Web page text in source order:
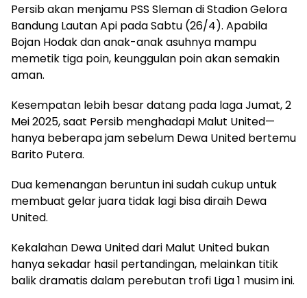
Persib akan menjamu PSS Sleman di Stadion Gelora
Bandung Lautan Api pada Sabtu (26/4). Apabila
Bojan Hodak dan anak-anak asuhnya mampu
memetik tiga poin, keunggulan poin akan semakin
aman.
Kesempatan lebih besar datang pada laga Jumat, 2
Mei 2025, saat Persib menghadapi Malut United—
hanya beberapa jam sebelum Dewa United bertemu
Barito Putera.
Dua kemenangan beruntun ini sudah cukup untuk
membuat gelar juara tidak lagi bisa diraih Dewa
United.
Kekalahan Dewa United dari Malut United bukan
hanya sekadar hasil pertandingan, melainkan titik
balik dramatis dalam perebutan trofi Liga 1 musim ini.